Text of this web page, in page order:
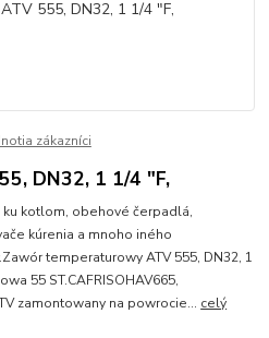
zákazníci
DN32, 1 1/4 "F,
kotlom, obehové čerpadlá,
kúrenia a mnoho iného
temperaturowy ATV 555, DN32, 1
55 ST.CAFRISOHAV665,
zamontowany na powrocie... celý